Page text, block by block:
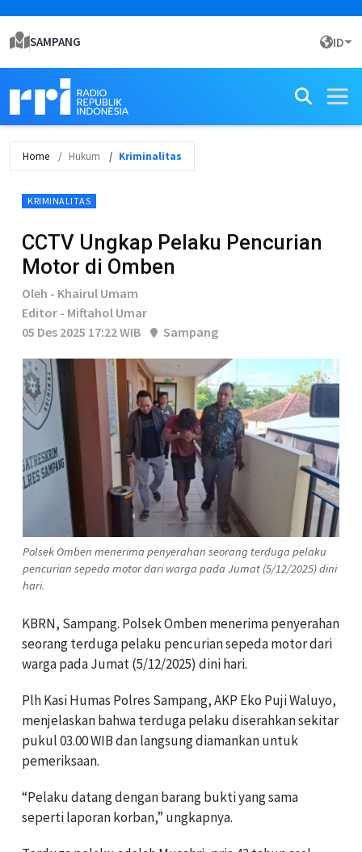
SAMPANG ID
Home Hukum Kriminalitas
KRIMINALITAS
CCTV Ungkap Pelaku Pencurian
Motor di Omben
Oleh - Khairul Umam
Editor - Miftahol Umar
05 Des 2025 17:22 WIB
Sampang
Polsek Omben menerima penyerahan seorang terduga pelaku
pencurian sepeda motor dari warga pada Jumat (5/12/2025) dini
hari.
KBRN, Sampang. Polsek Omben menerima penyerahan
seorang terduga pelaku pencurian sepeda motor dari
warga pada Jumat (5/12/2025) dini hari.
Plh Kasi Humas Polres Sampang, AKP Eko Puji Waluyo,
menjelaskan bahwa terduga pelaku diserahkan sekitar
pukul 03.00 WIB dan langsung diamankan untuk
pemeriksaan.
“Pelaku datang dengan barang bukti yang sama
seperti laporan korban,” ungkapnya.